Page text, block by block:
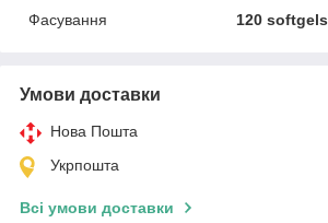
Фасування
120 softgels
Умови доставки
Нова Пошта
Укрпошта
Всі умови доставки